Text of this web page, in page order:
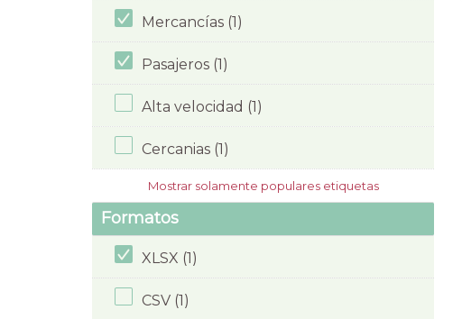
Mercancías (1)
Pasajeros (1)
Alta velocidad (1)
Cercanias (1)
Mostrar solamente populares etiquetas
Formatos
XLSX (1)
CSV (1)